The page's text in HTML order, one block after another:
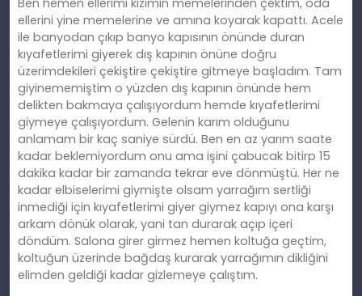
Ben hemen ellerimi kızımın memelerinden çektim, oda
ellerini yine memelerine ve amına koyarak kapattı. Acele
ile banyodan çıkıp banyo kapısının önünde duran
kıyafetlerimi giyerek dış kapının önüne doğru
üzerimdekileri çekiştire çekiştire gitmeye başladım. Tam
giyinememiştim o yüzden dış kapının önünde hem
delikten bakmaya çalışıyordum hemde kıyafetlerimi
giymeye çalışıyordum. Gelenin karım olduğunu
anlamam bir kaç saniye sürdü. Ben en az yarım saate
kadar beklemiyordum onu ama işini çabucak bitirp 15
dakika kadar bir zamanda tekrar eve dönmüştü. Her ne
kadar elbiselerimi giymişte olsam yarrağım sertliği
inmediği için kıyafetlerimi giyer giymez kapıyı ona karşı
arkam dönük olarak, yani tan durarak açıp içeri
döndüm. Salona girer girmez hemen koltuğa geçtim,
koltuğun üzerinde bağdaş kurarak yarrağımın dikliğini
elimden geldiği kadar gizlemeye çalıştım.